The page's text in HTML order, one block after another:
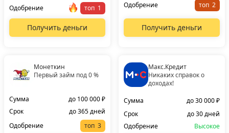
Одобрение
топ
Получить деньги
Одобрение
топ
Получить деньги
Монеткин
Первый займ под 0 %
Сумма
до 100 000 ₽
Срок
до 365 дней
Одобрение
топ
Макс.Кредит
Никаких справок о
доходах!
Сумма
до 30 000 ₽
Срок
до 30 дней
Одобрение
Высокое